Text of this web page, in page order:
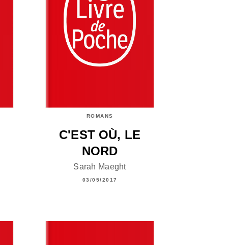
ROMANS
C'EST OÙ, LE
NORD
Sarah Maeght
03/05/2017